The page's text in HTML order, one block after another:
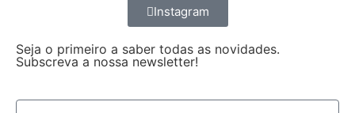
Instagram
Seja o primeiro a saber todas as novidades.
Subscreva a nossa newsletter!